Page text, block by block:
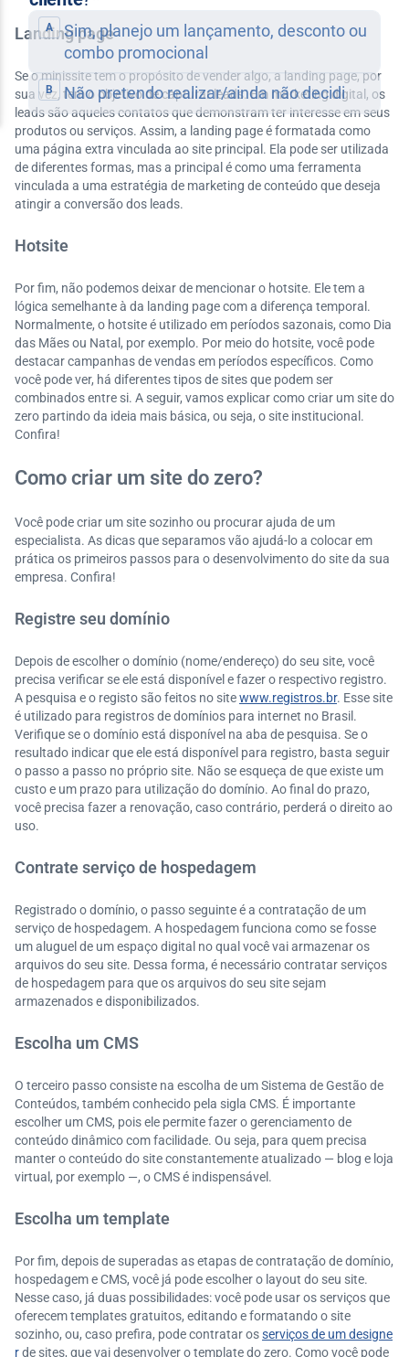
Landing page
Se o minissite tem o propósito de vender algo, a landing page, por
sua vez, tem o objetivo de capturar leads. Em marketing digital, os
leads são aqueles contatos que demonstram ter interesse em seus
produtos ou serviços. Assim, a landing page é formatada como
uma página extra vinculada ao site principal. Ela pode ser utilizada
de diferentes formas, mas a principal é como uma ferramenta
vinculada a uma estratégia de marketing de conteúdo que deseja
atingir a conversão dos leads.
Hotsite
Por fim, não podemos deixar de mencionar o hotsite. Ele tem a
lógica semelhante à da landing page com a diferença temporal.
Normalmente, o hotsite é utilizado em períodos sazonais, como Dia
das Mães ou Natal, por exemplo. Por meio do hotsite, você pode
destacar campanhas de vendas em períodos específicos. Como
você pode ver, há diferentes tipos de sites que podem ser
combinados entre si. A seguir, vamos explicar como criar um site do
zero partindo da ideia mais básica, ou seja, o site institucional.
Confira!
Como criar um site do zero?
Você pode criar um site sozinho ou procurar ajuda de um
especialista. As dicas que separamos vão ajudá-lo a colocar em
prática os primeiros passos para o desenvolvimento do site da sua
empresa. Confira!
Registre seu domínio
Depois de escolher o domínio (nome/endereço) do seu site, você
precisa verificar se ele está disponível e fazer o respectivo registro.
A pesquisa e o registo são feitos no sitewww.registros.br. Esse site
é utilizado para registros de domínios para internet no Brasil.
Verifique se o domínio está disponível na aba de pesquisa. Se o
resultado indicar que ele está disponível para registro, basta seguir
o passo a passo no próprio site. Não se esqueça de que existe um
custo e um prazo para utilização do domínio. Ao final do prazo,
você precisa fazer a renovação, caso contrário, perderá o direito ao
uso.
Contrate serviço de hospedagem
Registrado o domínio, o passo seguinte é a contratação de um
serviço de hospedagem. A hospedagem funciona como se fosse
um aluguel de um espaço digital no qual você vai armazenar os
arquivos do seu site. Dessa forma, é necessário contratar serviços
de hospedagem para que os arquivos do seu site sejam
armazenados e disponibilizados.
Escolha um CMS
O terceiro passo consiste na escolha de um Sistema de Gestão de
Conteúdos, também conhecido pela sigla CMS. É importante
escolher um CMS, pois ele permite fazer o gerenciamento de
conteúdo dinâmico com facilidade. Ou seja, para quem precisa
manter o conteúdo do site constantemente atualizado — blog e loja
virtual, por exemplo —, o CMS é indispensável.
Escolha um template
Por fim, depois de superadas as etapas de contratação de domínio,
hospedagem e CMS, você já pode escolher o layout do seu site.
Nesse caso, já duas possibilidades: você pode usar os serviços que
oferecem templates gratuitos, editando e formatando o site
sozinho, ou, caso prefira, pode contratar osserviços de um designe
rde sites, que vai desenvolver o template do zero. Como você pode